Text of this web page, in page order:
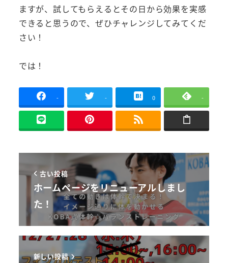
ますが、試してもらえるとその日から効果を実感
できると思うので、ぜひチャレンジしてみてくだ
さい！
では！
- - 0 -
古い投稿
ホームページをリニューアルしまし
た！
新しい投稿